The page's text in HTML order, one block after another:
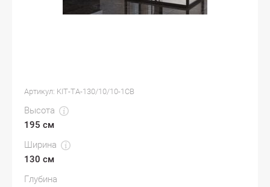
Артикул: KIT-TA-130/10/10-1CB
Высота
195 см
Ширина
130 см
Глубина